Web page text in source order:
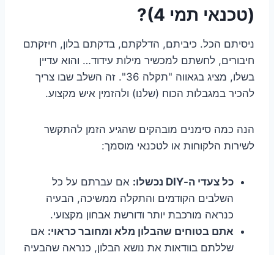
(טכנאי תמי 4)?
ניסיתם הכל. כיביתם, הדלקתם, בדקתם בלון, חיזקתם
חיבורים, לחשתם למכשיר מילות עידוד… והוא עדיין
בשלו, מציג בגאווה "תקלה 36". זה השלב שבו צריך
להכיר במגבלות הכוח (שלנו) ולהזמין איש מקצוע.
הנה כמה סימנים מובהקים שהגיע הזמן להתקשר
לשירות הלקוחות או לטכנאי מוסמך:
כל צעדי ה-DIY נכשלו:
אם עברתם על כל
השלבים הקודמים והתקלה ממשיכה, הבעיה
כנראה מורכבת יותר ודורשת אבחון מקצועי.
אתם בטוחים שהבלון מלא ומחובר כראוי: אם
שללתם בוודאות את נושא הבלון, כנראה שהבעיה